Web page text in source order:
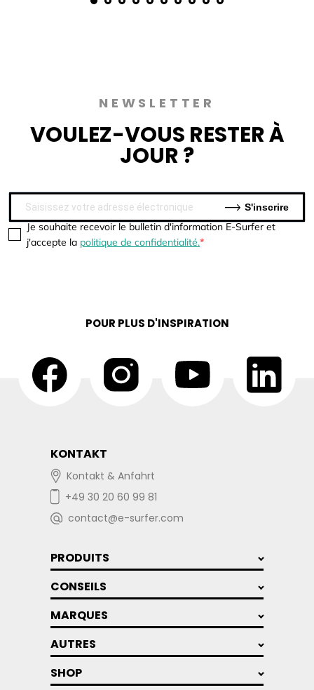
NEWSLETTER
VOULEZ-VOUS RESTER À
JOUR ?
Je souhaite recevoir le bulletin d'information E-Surfer et
j'accepte la politique de confidentialité.
S'inscrire
POUR PLUS D'INSPIRATION
KONTAKT
Kontakt & Anfahrt
+49 30 20 60 99 81
contact@e-surfer.com
PRODUITS
CONSEILS
MARQUES
AUTRES
SHOP